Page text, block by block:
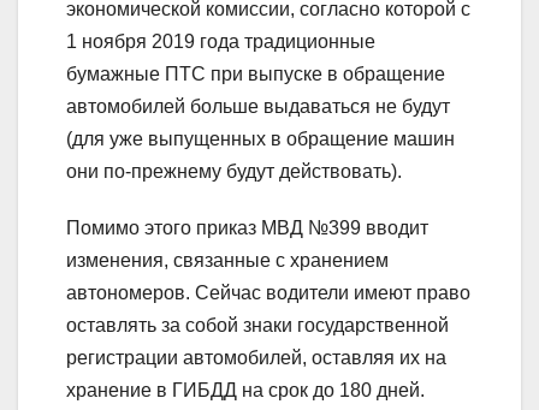
экономической комиссии, согласно которой с
1 ноября 2019 года традиционные
бумажные ПТС при выпуске в обращение
автомобилей больше выдаваться не будут
(для уже выпущенных в обращение машин
они по-прежнему будут действовать).
Помимо этого приказ МВД №399 вводит
изменения, связанные с хранением
автономеров. Сейчас водители имеют право
оставлять за собой знаки государственной
регистрации автомобилей, оставляя их на
хранение в ГИБДД на срок до 180 дней.